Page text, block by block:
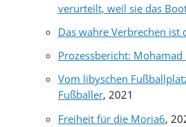
verurteilt, weil sie das
Das wahre Verbrechen ist
Prozessbericht:
Vom libyschen
Fußballer, 2021
Freiheit für die Moria6,